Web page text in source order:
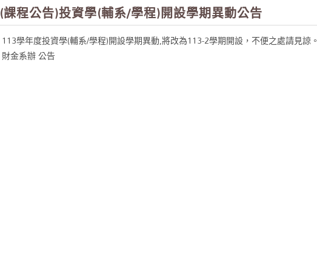
(課程公告)投資學(輔系/學程)開設學期異動公告
113學年度投資學(輔系/學程)開設學期異動,將改為113-2學期開設，不便之處請見諒。
財金系辦 公告